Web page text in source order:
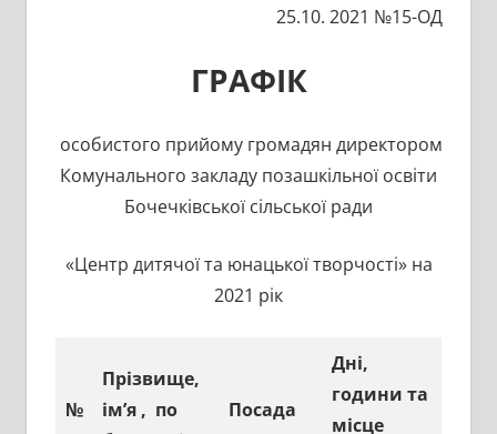
25.10. 2021 №15-ОД
ГРАФІК
особистого прийому громадян директором
Комунального закладу позашкільної освіти
Бочечківської сільської ради
«Центр дитячої та юнацької творчості» на
2021 рік
№
Прізвище,
ім’я , по
Посада
Дні,
години та
місце